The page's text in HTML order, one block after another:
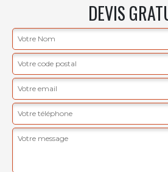
DEVIS